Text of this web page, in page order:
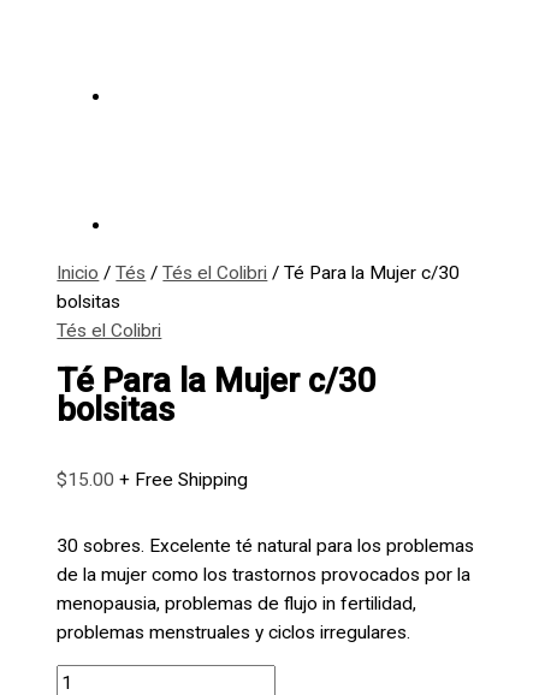
Inicio /Tés /Tés el Colibri / Té Para la Mujer c/30
bolsitas
Tés el Colibri
Té Para la Mujer c/30
bolsitas
$15.00 + Free Shipping
30 sobres. Excelente té natural para los problemas
de la mujer como los trastornos provocados por la
menopausia, problemas de flujo in fertilidad,
problemas menstruales y ciclos irregulares.
Té